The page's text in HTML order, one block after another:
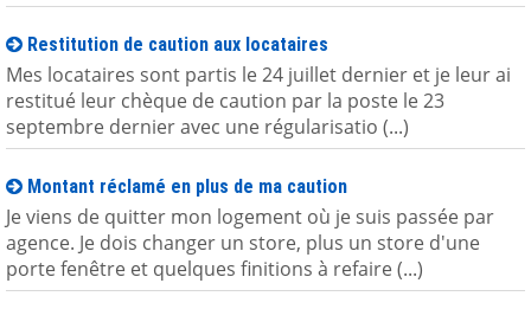
Restitution de caution aux locataires
Mes locataires sont partis le 24 juillet dernier et je leur ai
restitué leur chèque de caution par la poste le 23
septembre dernier avec une régularisatio (...)
Montant réclamé en plus de ma caution
Je viens de quitter mon logement où je suis passée par
agence. Je dois changer un store, plus un store d'une
porte fenêtre et quelques finitions à refaire (...)